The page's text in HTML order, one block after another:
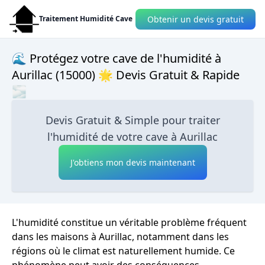
Traitement Humidité Cave Obtenir un devis gratuit
🌊 Protégez votre cave de l'humidité à
Aurillac (15000) 🌟 Devis Gratuit & Rapide
🌫
Devis Gratuit & Simple pour traiter
l'humidité de votre cave à Aurillac
J'obtiens mon devis maintenant
L'humidité constitue un véritable problème fréquent
dans les maisons à Aurillac, notamment dans les
régions où le climat est naturellement humide. Ce